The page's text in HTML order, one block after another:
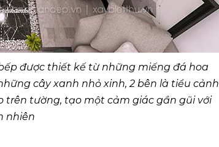
được thiết kế từ những miếng đá hoa
cây xanh nhỏ xinh, 2 bên là tiểu cảnh
trên tường, tạo một cảm giác gần gũi với
nhiên